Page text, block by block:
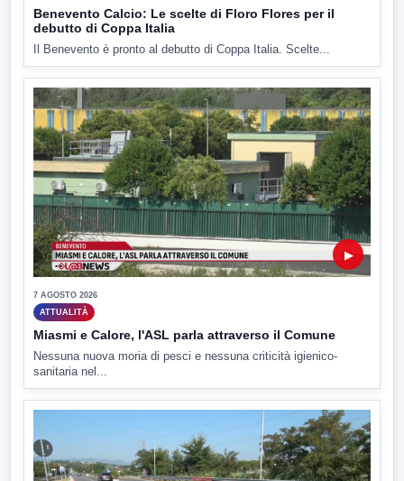
Benevento Calcio: Le scelte di Floro Flores per il
debutto di Coppa Italia
Il Benevento è pronto al debutto di Coppa Italia. Scelte...
▶
7 AGOSTO 2026
ATTUALITÀ
Miasmi e Calore, l'ASL parla attraverso il Comune
Nessuna nuova moria di pesci e nessuna criticità igienico-
sanitaria nel...